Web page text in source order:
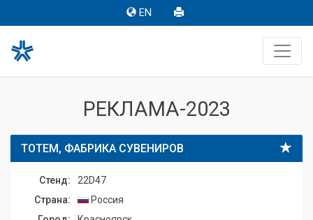
EN
РЕКЛАМА-2023
ТОТЕМ, ФАБРИКА СУВЕНИРОВ
Стенд:
22D47
Страна:
Россия